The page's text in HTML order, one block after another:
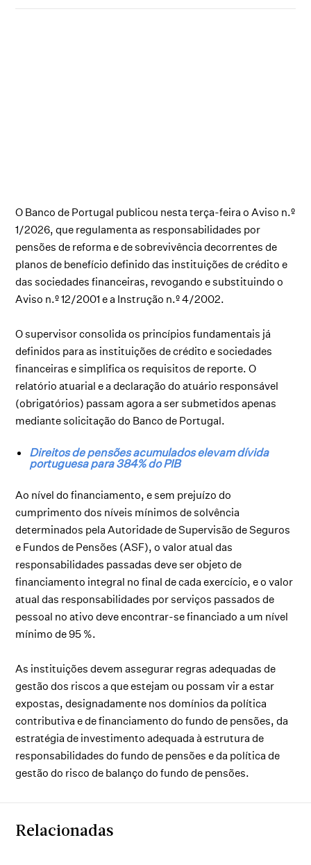
O Banco de Portugal publicou nesta terça-feira o Aviso n.º
1/2026, que regulamenta as responsabilidades por
pensões de reforma e de sobrevivência decorrentes de
planos de benefício definido das instituições de crédito e
das sociedades financeiras, revogando e substituindo o
Aviso n.º 12/2001 e a Instrução n.º 4/2002.
O supervisor consolida os princípios fundamentais já
definidos para as instituições de crédito e sociedades
financeiras e simplifica os requisitos de reporte. O
relatório atuarial e a declaração do atuário responsável
(obrigatórios) passam agora a ser submetidos apenas
mediante solicitação do Banco de Portugal.
Direitos de pensões acumulados elevam dívida
portuguesa para 384% do PIB
Ao nível do financiamento, e sem prejuízo do
cumprimento dos níveis mínimos de solvência
determinados pela Autoridade de Supervisão de Seguros
e Fundos de Pensões (ASF), o valor atual das
responsabilidades passadas deve ser objeto de
financiamento integral no final de cada exercício, e o valor
atual das responsabilidades por serviços passados de
pessoal no ativo deve encontrar-se financiado a um nível
mínimo de 95 %.
As instituições devem assegurar regras adequadas de
gestão dos riscos a que estejam ou possam vir a estar
expostas, designadamente nos domínios da política
contributiva e de financiamento do fundo de pensões, da
estratégia de investimento adequada à estrutura de
responsabilidades do fundo de pensões e da política de
gestão do risco de balanço do fundo de pensões.
Relacionadas